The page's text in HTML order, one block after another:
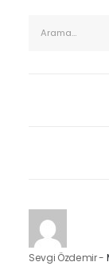
Sevgi Özdemir-